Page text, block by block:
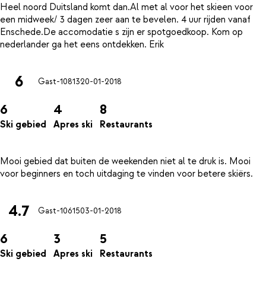
Heel noord Duitsland komt dan.Al met al voor het skieen voor
een midweek/ 3 dagen zeer aan te bevelen. 4 uur rijden vanaf
Enschede.De accomodatie s zijn er spotgoedkoop. Kom op
6 Gast-1081320-01-2018
6
Ski gebied
4
Apres ski
8
Restaurants
Mooi gebied dat buiten de weekenden niet al te druk is. Mooi
4.7 Gast-1061503-01-2018
6
Ski gebied
3
Apres ski
5
Restaurants